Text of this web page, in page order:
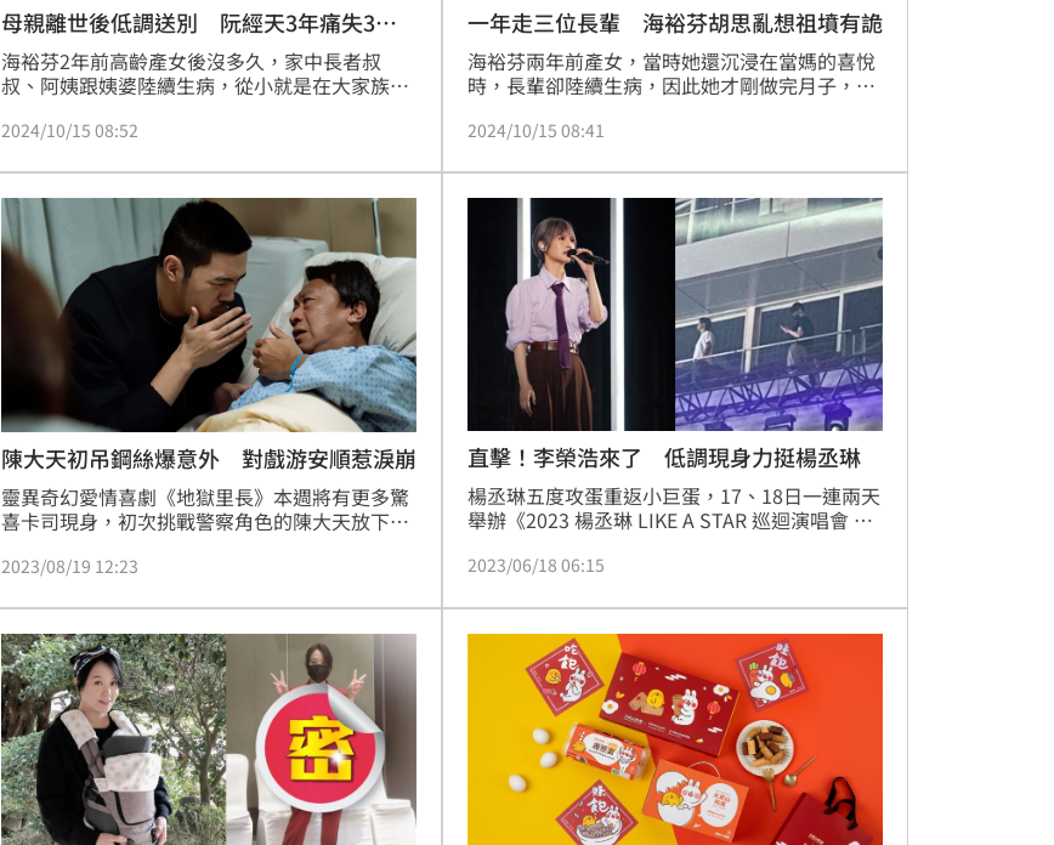
母親離世後低調送別 阮經天3年痛失3至
親
海裕芬2年前高齡產女後沒多久，家中長者叔
叔、阿姨跟姨婆陸續生病，從小就是在大家族環
病，認為自己工作時間彈性，這兩年三天兩頭往
世，一年內家中有三位親戚陸續離世，讓她難過
不已。
2024/10/15 08:52
一年走三位長輩 海裕芬胡思亂想祖墳有詭
海裕芬兩年前產女，當時她還沉浸在當媽的喜悅
時，長輩卻陸續生病，因此她才剛做完月子，就
探視照顧，女兒只能拜託其他家人照顧。但長輩
相繼過世，讓她一度憂鬱纏身。
2024/10/15 08:41
陳大天初吊鋼絲爆意外 對戲游安順惹淚崩
靈異奇幻愛情喜劇《地獄里長》本週將有更多驚
喜卡司現身，初次挑戰警察角色的陳大天放下搞
激發他潛藏的「武打動作魂」。金鐘視帝游安順
精彩的父子對手戲。「國民姑姑」海裕芬繼《花
甲》系列後再度與導演瞿友寧合作，變身為移工
權益積極奔走的社工。林哲熹尋找阿嬤的地獄之
旅將進入第七殿「事業殿」，邀來同為「花甲宇
宙」的重量級金獎影帝蔡
2023/08/19 12:23
直擊！李榮浩來了 低調現身力挺楊丞琳
楊丞琳五度攻蛋重返小巨蛋，17、18日一連兩天
舉辦《2023 楊丞琳 LIKE A STAR 巡迴演唱會 台
友包括海裕芬、吳姍儒、邵雨薇、曾國城等人也
別從大陸搭機來台，現身觀眾席低調放閃。
2023/06/18 06:15